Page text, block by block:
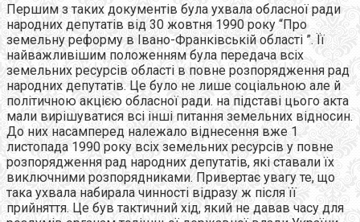
Першим з таких документів була ухвала обласної ради
народних депутатів від 30 жовтня 1990 року “Про
земельну реформу в Івано-Франківській області ”. Її
найважливішим положенням була передача всіх
земельних ресурсів області в повне розпорядження рад
народних депутатів. Це було не лише соціальною але й
політичною акцією обласної ради. на підставі цього акта
мали вирішуватися всі інші питання земельних відносин.
До них насамперед належало віднесення вже 1
листопада 1990 року всіх земельних ресурсів у повне
розпорядження рад народних депутатів, які ставали їх
виключними розпорядниками. Привертає увагу те, що
така ухвала набирала чинності відразу ж після її
прийняття. Це був тактичний хід, який не давав часу для